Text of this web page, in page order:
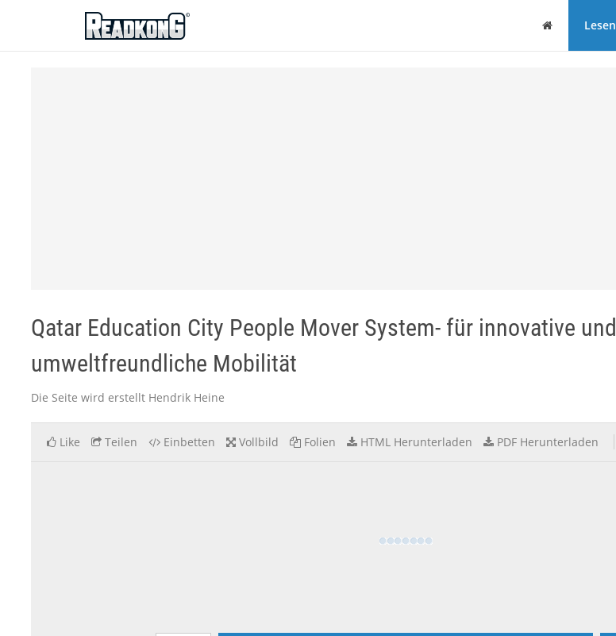
ReadkonG
Haus Lesen
Qatar Education City People Mover System- für innovative und
umweltfreundliche Mobilität
Die Seite wird erstellt Hendrik Heine
Like Teilen Einbetten Vollbild Folien HTML Herunterladen PDF Herunterladen